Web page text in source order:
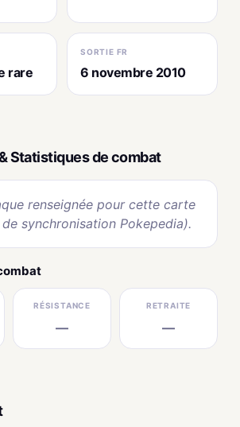
rare
SORTIE FR
6 novembre 2010
Statistiques de combat
renseignée pour cette carte
synchronisation Pokepedia).
RÉSISTANCE
—
RETRAITE
—